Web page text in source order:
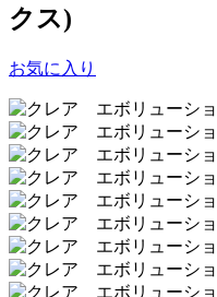
クス)
お気に入り